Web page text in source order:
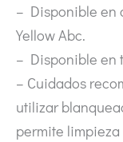
– Disponible en
Yellow Abc.
– Disponible en
– Cuidados
utilizar
permite